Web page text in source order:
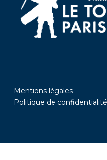
Mentions légales
Politique de confidentialité